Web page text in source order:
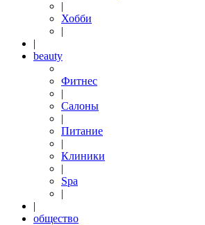
|
Хобби
|
|
beauty
Фитнес
|
Салоны
|
Питание
|
Клиники
|
Spa
|
|
общество